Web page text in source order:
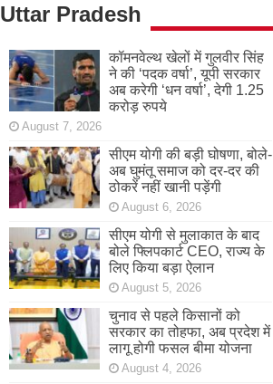
Uttar Pradesh
कॉमनवेल्थ खेलों में गुलवीर सिंह
ने की ‘पदक वर्षा’, यूपी सरकार
अब करेगी ‘धन वर्षा’, देगी 1.25
करोड़ रुपये
August 7, 2026
सीएम योगी की बड़ी घोषणा, बोले-
अब घुमंतू समाज को दर-दर की
ठोकरें नहीं खानी पड़ेंगी
August 6, 2026
सीएम योगी से मुलाकात के बाद
बोले फ्लिपकार्ट CEO, राज्य के
लिए किया बड़ा ऐलान
August 5, 2026
चुनाव से पहले किसानों को
सरकार का तोहफा, अब प्रदेश में
लागू होगी फसल बीमा योजना
August 4, 2026